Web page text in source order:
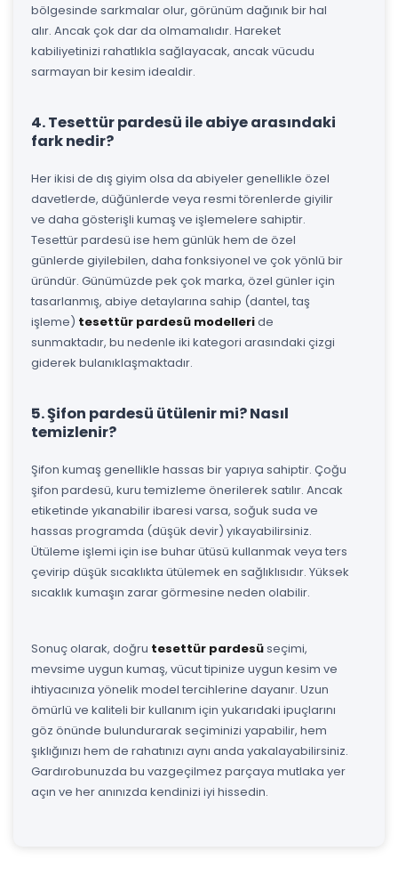
bölgesinde sarkmalar olur, görünüm dağınık bir hal
alır. Ancak çok dar da olmamalıdır. Hareket
kabiliyetinizi rahatlıkla sağlayacak, ancak vücudu
sarmayan bir kesim idealdir.
4. Tesettür pardesü ile abiye arasındaki
fark nedir?
Her ikisi de dış giyim olsa da abiyeler genellikle özel
davetlerde, düğünlerde veya resmi törenlerde giyilir
ve daha gösterişli kumaş ve işlemelere sahiptir.
Tesettür pardesü ise hem günlük hem de özel
günlerde giyilebilen, daha fonksiyonel ve çok yönlü bir
üründür. Günümüzde pek çok marka, özel günler için
tasarlanmış, abiye detaylarına sahip (dantel, taş
işleme) tesettür pardesü modelleride
sunmaktadır, bu nedenle iki kategori arasındaki çizgi
giderek bulanıklaşmaktadır.
5. Şifon pardesü ütülenir mi? Nasıl
temizlenir?
Şifon kumaş genellikle hassas bir yapıya sahiptir. Çoğu
şifon pardesü, kuru temizleme önerilerek satılır. Ancak
etiketinde yıkanabilir ibaresi varsa, soğuk suda ve
hassas programda (düşük devir) yıkayabilirsiniz.
Ütüleme işlemi için ise buhar ütüsü kullanmak veya ters
çevirip düşük sıcaklıkta ütülemek en sağlıklısıdır. Yüksek
sıcaklık kumaşın zarar görmesine neden olabilir.
Sonuç olarak, doğru tesettür pardesüseçimi,
mevsime uygun kumaş, vücut tipinize uygun kesim ve
ihtiyacınıza yönelik model tercihlerine dayanır. Uzun
ömürlü ve kaliteli bir kullanım için yukarıdaki ipuçlarını
göz önünde bulundurarak seçiminizi yapabilir, hem
şıklığınızı hem de rahatınızı aynı anda yakalayabilirsiniz.
Gardırobunuzda bu vazgeçilmez parçaya mutlaka yer
açın ve her anınızda kendinizi iyi hissedin.